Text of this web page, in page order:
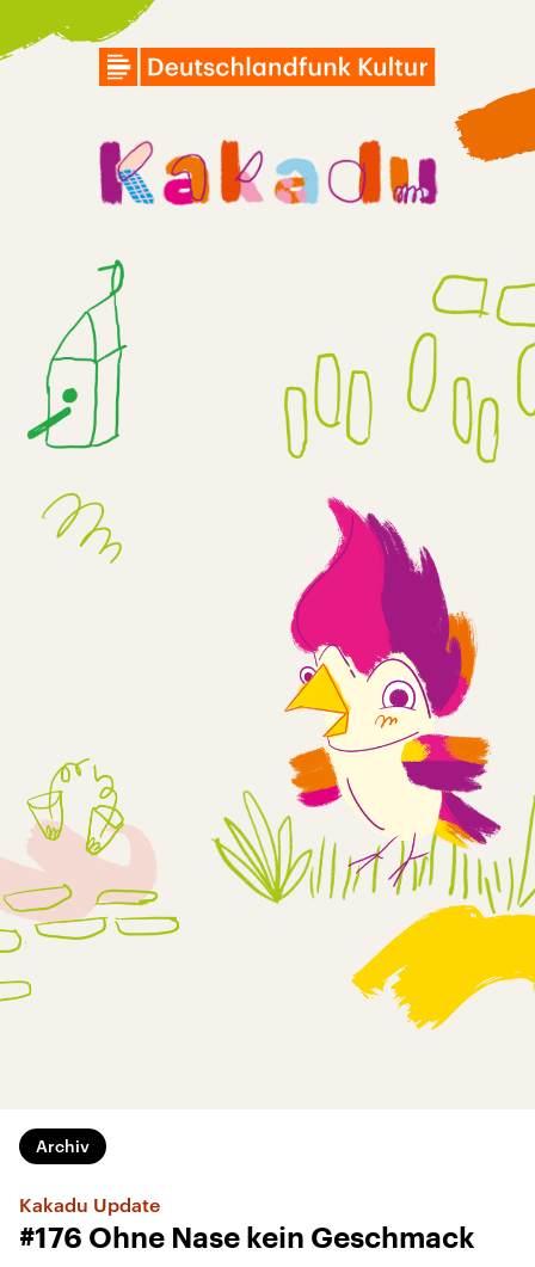
Archiv
Kakadu Update
#176 Ohne Nase kein Geschmack